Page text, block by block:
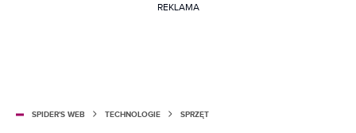
REKLAMA
SPIDER'S WEB TECHNOLOGIE SPRZĘT